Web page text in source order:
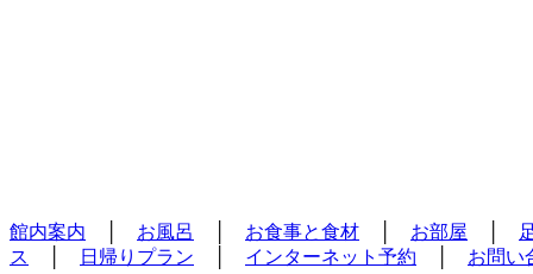
館内案内 お風呂 お食事と食材 お部屋
ス
日帰りプラン インターネット予約 お問い